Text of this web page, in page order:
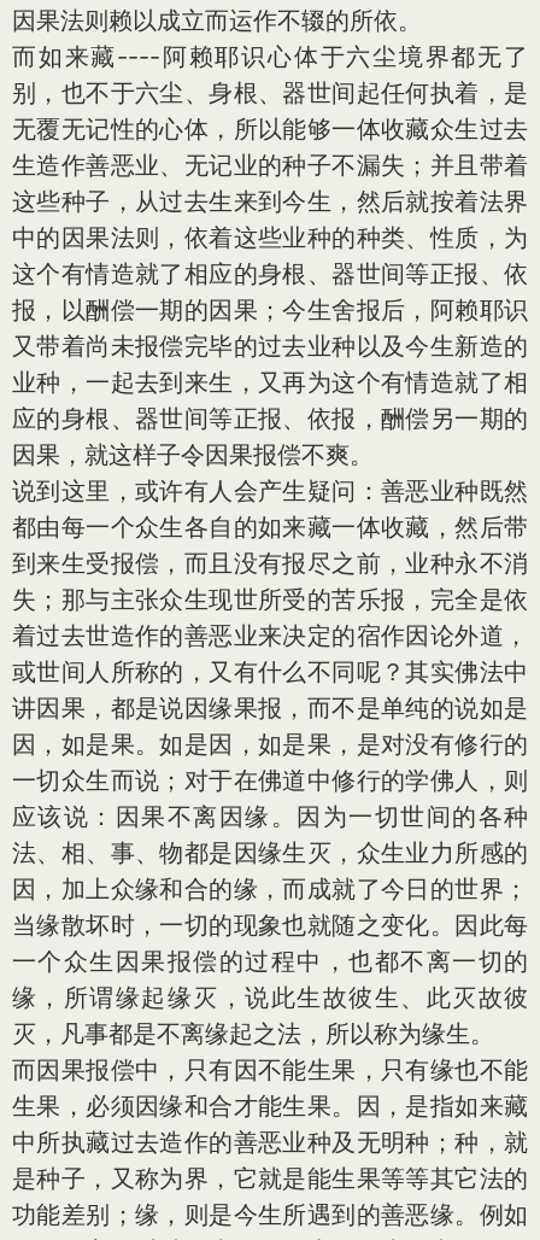
因果法则赖以成立而运作不辍的所依。
而如来藏----阿赖耶识心体于六尘境界都无了
别，也不于六尘、身根、器世间起任何执着，是
无覆无记性的心体，所以能够一体收藏众生过去
生造作善恶业、无记业的种子不漏失；并且带着
这些种子，从过去生来到今生，然后就按着法界
中的因果法则，依着这些业种的种类、性质，为
这个有情造就了相应的身根、器世间等正报、依
报，以酬偿一期的因果；今生舍报后，阿赖耶识
又带着尚未报偿完毕的过去业种以及今生新造的
业种，一起去到来生，又再为这个有情造就了相
应的身根、器世间等正报、依报，酬偿另一期的
因果，就这样子令因果报偿不爽。
说到这里，或许有人会产生疑问：善恶业种既然
都由每一个众生各自的如来藏一体收藏，然后带
到来生受报偿，而且没有报尽之前，业种永不消
失；那与主张众生现世所受的苦乐报，完全是依
着过去世造作的善恶业来决定的宿作因论外道，
或世间人所称的，又有什么不同呢？其实佛法中
讲因果，都是说因缘果报，而不是单纯的说如是
因，如是果。如是因，如是果，是对没有修行的
一切众生而说；对于在佛道中修行的学佛人，则
应该说：因果不离因缘。因为一切世间的各种
法、相、事、物都是因缘生灭，众生业力所感的
因，加上众缘和合的缘，而成就了今日的世界；
当缘散坏时，一切的现象也就随之变化。因此每
一个众生因果报偿的过程中，也都不离一切的
缘，所谓缘起缘灭，说此生故彼生、此灭故彼
灭，凡事都是不离缘起之法，所以称为缘生。
而因果报偿中，只有因不能生果，只有缘也不能
生果，必须因缘和合才能生果。因，是指如来藏
中所执藏过去造作的善恶业种及无明种；种，就
是种子，又称为界，它就是能生果等等其它法的
功能差别；缘，则是今生所遇到的善恶缘。例如